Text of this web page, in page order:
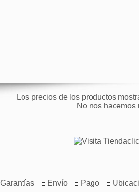
Los precios de los productos
No nos hacemos
Garantías Envío Pago